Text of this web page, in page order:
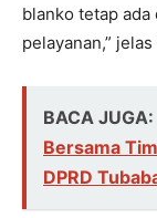
blanko tetap
pelayanan,”
BACA JUGA:
Bersama
DPRD